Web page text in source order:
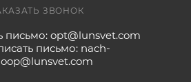
ЗВОНОК
письмо: opt@lunsvet.com
письмо: nach-
oop@lunsvet.com